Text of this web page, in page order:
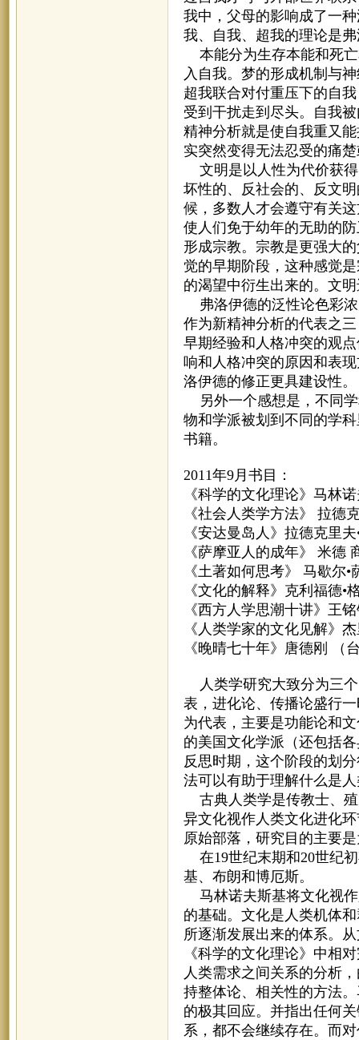
我中，父母的影响成了一
我、自我、超我的理论是
本能分为生存本能和死亡
入自我。梦的形成机制与
超我联合对付重压下的自
受到干扰走到尽头。自我
精神分析就是使自我重又
实突然变得无法忍受的痛
文明是以人性为代价获得
坏性的、反社会的、反文
候，多数人才会遵守有关
使人们免于幼年的无助的
形成宗教。宗教是更强大
觉的早期阶段，这种感觉
的渴望中衍生出来的。文
弗洛伊德的泛性论色彩浓
作为新精神分析的代表之
早期经验和人格冲突的观
响和人格冲突的原因和表
洛伊德的修正更具建设性。
另外一个感想是，不同学
物和学派被划到不同的学
书籍。
2011年9月书目：
《科学的文化理论》马林
《社会人类学方法》 拉德
《安达曼岛人》拉德克里
《萨摩亚人的成年》 米德
《土著如何思考》 马歇尔
《文化的解释》克利福德•
《西方人学思潮十讲》王
《人类学家的文化见解》
《晚晴七十年》唐德刚 （
人类学研究大致分为三个
表，进化论、传播论盛行
为代表，主要是功能论和
的美国文化学派（还包括
反思时期，这个阶段的划
法可以有助于理解什么是
古典人类学是传教士、殖
异文化视作人类文化进化
原始部落，研究目的主要
在19世纪末期和20世纪
基、布朗和博厄斯。
马林诺夫斯基将文化视作
的基础。文化是人类机体
所逐渐发展出来的体系。
《科学的文化理论》中相
人类需求之间关系的分析
持整体论、相关性的方法
的极其回应。并指出任何
系，都不会继续存在。而